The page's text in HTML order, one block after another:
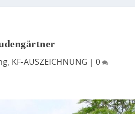
, KF-AUSZEICHNUNG |0